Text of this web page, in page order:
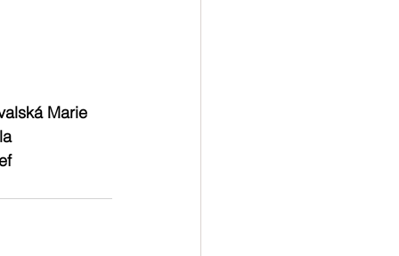
Marie